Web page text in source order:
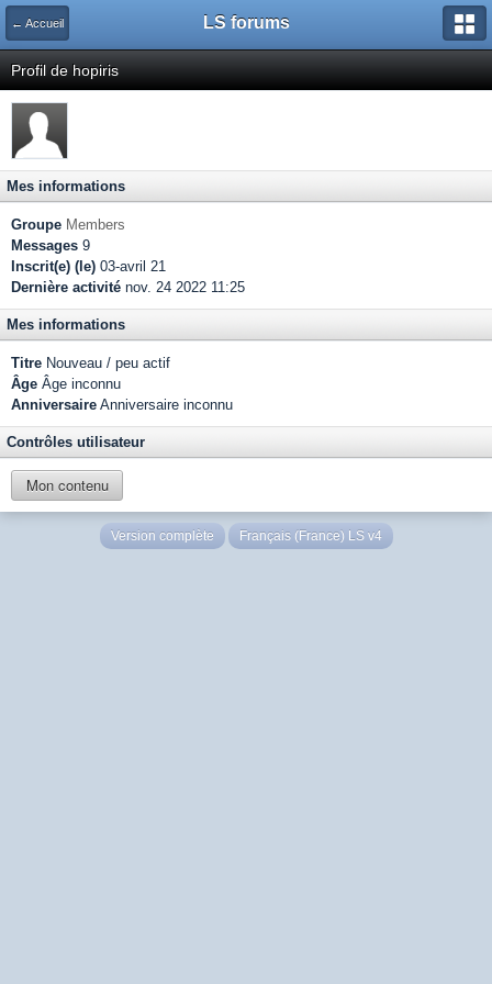
← Accueil LS forums
Profil de hopiris
Mes informations
Groupe Members
Messages 9
Inscrit(e) (le) 03-avril 21
Dernière activité nov. 24 2022 11:25
Mes informations
Titre Nouveau / peu actif
Âge Âge inconnu
Anniversaire Anniversaire inconnu
Contrôles utilisateur
Mon contenu
Version complète Français (France) LS v4